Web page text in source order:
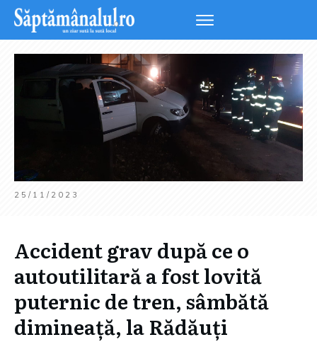
25/11/2023
Accident grav după ce o
autoutilitară a fost lovită
puternic de tren, sâmbătă
dimineață, la Rădăuți